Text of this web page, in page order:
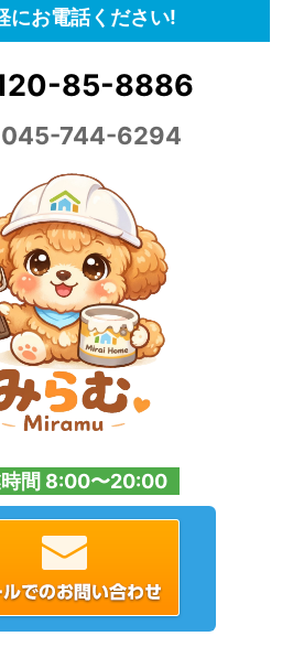
にお電話ください!
85-8886
744-6294
間 8:00〜20:00